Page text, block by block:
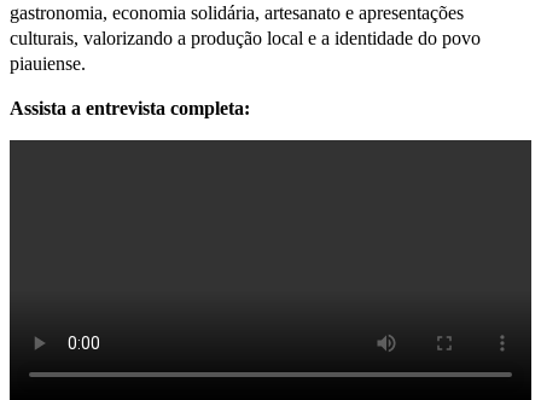
gastronomia, economia solidária, artesanato e apresentações
culturais, valorizando a produção local e a identidade do povo
piauiense.
Assista a entrevista completa: